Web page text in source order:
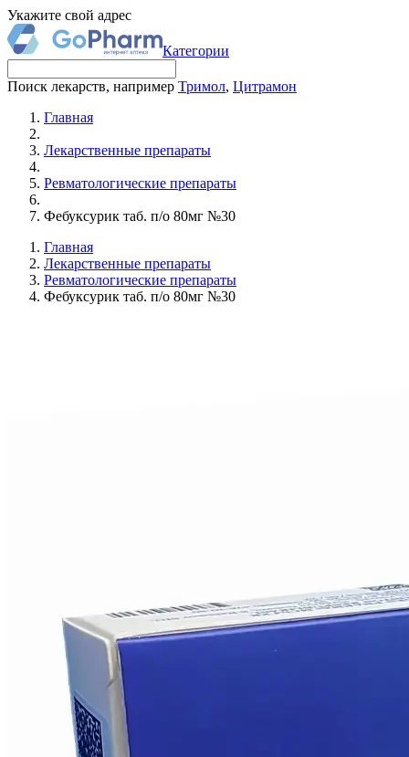
Укажите свой адрес
Категории
Поиск лекарств, например Тримол, Цитрамон
Главная
Лекарственные препараты
Ревматологические препараты
Фебуксурик таб. п/о 80мг №30
Главная
Лекарственные препараты
Ревматологические препараты
Фебуксурик таб. п/о 80мг №30